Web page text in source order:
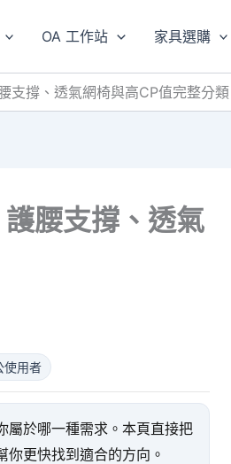
OA 工作站 家具選購
支撐、透氣網椅與高CP值完整分類
腰支撐、透氣
使用者
屬於哪一種需求。本頁直接把
更快找到適合的方向。